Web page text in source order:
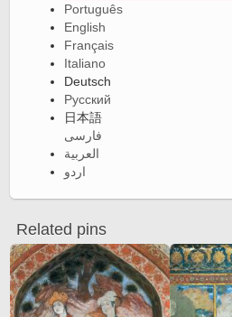
Português
English
Français
Italiano
Deutsch
Русский
日本語
فارسی
العربية
اردو
Related pins